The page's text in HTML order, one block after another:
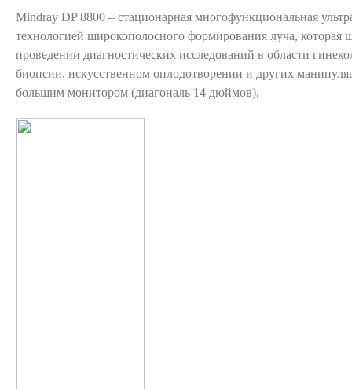
Mindray DP 8800 – стационарная многофункциональная
технологией широкополосного формирования луча, которая
проведении диагностических исследований в области
биопсии, искусственном оплодотворении и других
большим монитором (диагональ 14 дюймов).